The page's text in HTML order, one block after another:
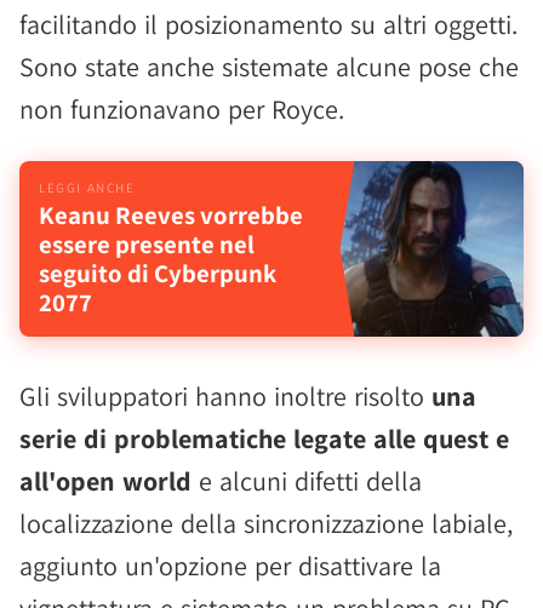
facilitando il posizionamento su altri oggetti.
Sono state anche sistemate alcune pose che
non funzionavano per Royce.
Keanu Reeves vorrebbe
essere presente nel
seguito di Cyberpunk
2077
Gli sviluppatori hanno inoltre risolto una
serie di problematiche legate alle quest e
all'open world e alcuni difetti della
localizzazione della sincronizzazione labiale,
aggiunto un'opzione per disattivare la